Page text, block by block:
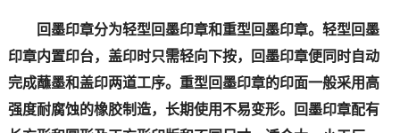
回墨印章分为轻型回墨印章和重型回墨印章。轻型回墨
印章内置印台，盖印时只需轻向下按，回墨印章便同时自动
完成蘸墨和盖印两道工序。重型回墨印章的印面一般采用高
强度耐腐蚀的橡胶制造，长期使用不易变形。回墨印章配有